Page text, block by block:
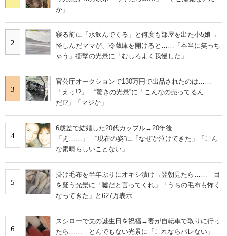
IT製品の技術・比較・事例
モノづくり技術者専門サイト
エレクトロニクス専門サイト
電子設計の基本と応用
建設×テクノロジーの最前線
か」
2
寝る前に「水飲んでくる」と何度も部屋を出た小5娘→
怪しんだママが、冷蔵庫を開けると……「本当に笑っち
ゃう」衝撃の光景に「むしろよく我慢した」
3
官公庁オークションで130万円で出品されたのは……
「えっ!?」 “驚きの光景”に「こんなの売ってるん
だ!?」「マジか」
4
6歳差で結婚した20代カップル→20年後……
「え……」 “現在の姿”に「なぜか泣けてきた」「こん
な素晴らしいことない」
5
掛け毛布を半年ぶりにオキシ漬け→翌朝見たら…… 目
を疑う光景に「嘘だと言ってくれ」「うちの毛布も怖く
なってきた」と627万表示
6
スシローで夫の誕生日を祝福→妻が自転車で取りに行っ
たら…… とんでもない光景に「これならバレない」